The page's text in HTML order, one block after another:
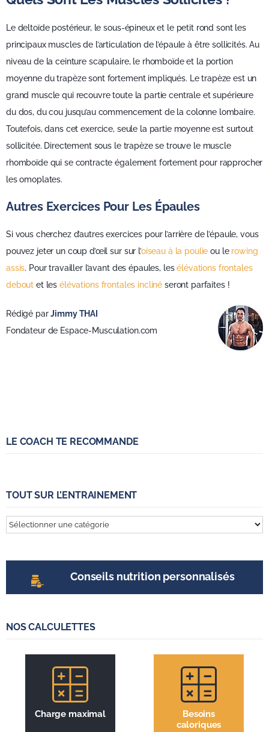
Le deltoïde postérieur, le sous-épineux et le petit rond sont les
principaux muscles de l’articulation de l’épaule à être sollicités. Au
niveau de la ceinture scapulaire, le rhomboïde et la portion
moyenne du trapèze sont fortement impliqués. Le trapèze est un
grand muscle qui recouvre toute la partie centrale et supérieure
du dos, du cou jusqu’au commencement de la colonne lombaire.
Toutefois, dans cet exercice, seule la partie moyenne est surtout
sollicitée. Directement sous le trapèze se trouve le muscle
rhomboïde qui se contracte également fortement pour rapprocher
les omoplates.
Autres Exercices Pour Les Épaules
Si vous cherchez d’autres exercices pour l’arrière de l’épaule, vous
pouvez jeter un coup d’œil sur sur l’oiseau à la poulie ou le rowing
assis. Pour travailler l’avant des épaules, lesélévations frontales
debout et lesélévations frontales incliné seront parfaites !
Rédigé parJimmy THAI
Fondateur de Espace-Musculation.com
LE COACH TE RECOMMANDE
TOUT SUR L’ENTRAINEMENT
Tout
sur
Conseils nutrition personnalisés
NOS CALCULETTES
Charge maximal
Besoins
caloriques